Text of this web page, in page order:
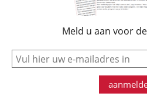
Meld u aan voor
e-